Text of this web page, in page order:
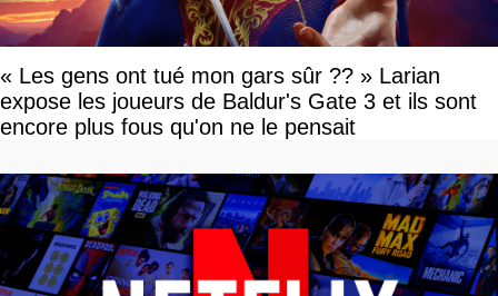
« Les gens ont tué mon gars sûr ?? » Larian
expose les joueurs de Baldur's Gate 3 et ils sont
encore plus fous qu'on ne le pensait